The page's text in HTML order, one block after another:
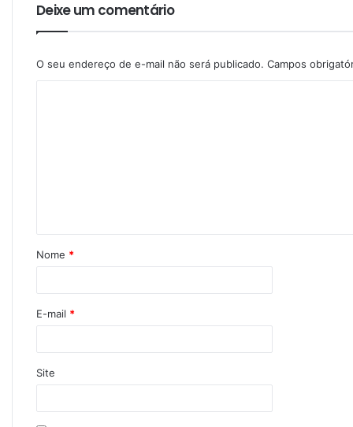
Deixe um comentário
O seu endereço de e-mail não será publicado. Campos
Nome *
E-mail *
Site